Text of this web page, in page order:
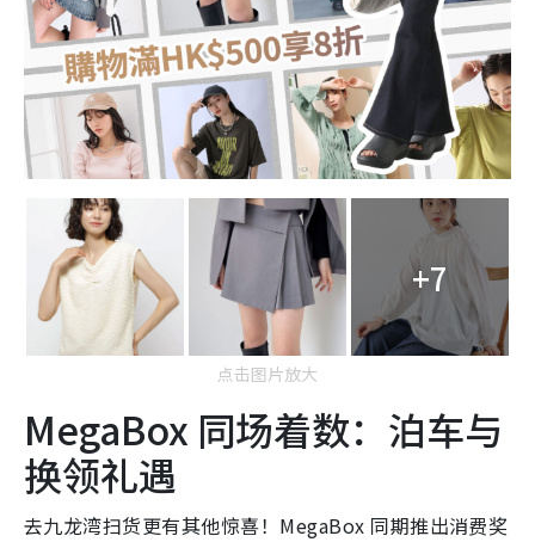
+7
点击图片放大
MegaBox 同场着数：泊车与
换领礼遇
去九龙湾扫货更有其他惊喜！MegaBox 同期推出消费奖